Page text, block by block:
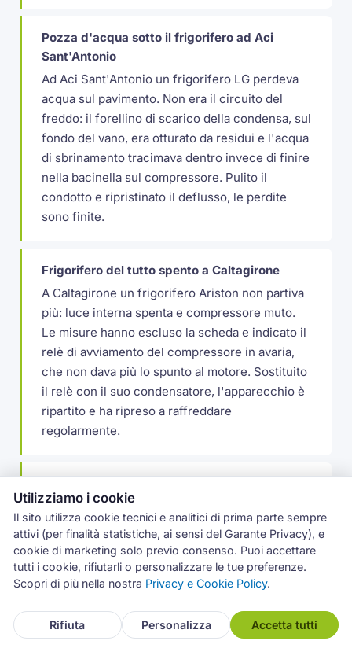
Pozza d'acqua sotto il frigorifero ad Aci
Sant'Antonio
Ad Aci Sant'Antonio un frigorifero LG perdeva
acqua sul pavimento. Non era il circuito del
freddo: il forellino di scarico della condensa, sul
fondo del vano, era otturato da residui e l'acqua
di sbrinamento tracimava dentro invece di finire
nella bacinella sul compressore. Pulito il
condotto e ripristinato il deflusso, le perdite
sono finite.
Frigorifero del tutto spento a Caltagirone
A Caltagirone un frigorifero Ariston non partiva
più: luce interna spenta e compressore muto.
Le misure hanno escluso la scheda e indicato il
relè di avviamento del compressore in avaria,
che non dava più lo spunto al motore. Sostituito
il relè con il suo condensatore, l'apparecchio è
ripartito e ha ripreso a raffreddare
regolarmente.
A Mascalucia un frigocongelatore Whirlpool
accumulava ghiaccio sul fondo del vano
congelatore, con lo sportello che faticava a
chiudere. Il foro di scarico del defrost si gelava
a ripetizione: disgelato il condotto e rimesso il
controllata la guarnizione dello sportello.
Utilizziamo i cookie
Il sito utilizza cookie tecnici e analitici di prima parte sempre
attivi (per finalità statistiche, ai sensi del Garante Privacy), e
cookie di marketing solo previo consenso. Puoi accettare
tutti i cookie, rifiutarli o personalizzare le tue preferenze.
Scopri di più nella nostra Privacy e Cookie Policy.
Rifiuta Personalizza Accetta tutti